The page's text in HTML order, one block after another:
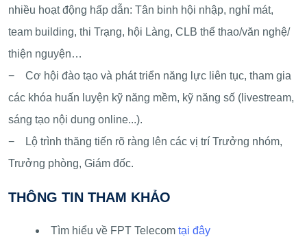
nhiều hoạt động hấp dẫn: Tân binh hội nhập, nghỉ mát,
team building, thi Trạng, hội Làng, CLB thể thao/văn nghệ/
thiện nguyện…
− Cơ hội đào tạo và phát triển năng lực liên tục, tham gia
các khóa huấn luyện kỹ năng mềm, kỹ năng số (livestream,
sáng tạo nội dung online...).
− Lộ trình thăng tiến rõ ràng lên các vị trí Trưởng nhóm,
Trưởng phòng, Giám đốc.
THÔNG TIN THAM KHẢO
Tìm hiểu về FPT Telecom tại đây